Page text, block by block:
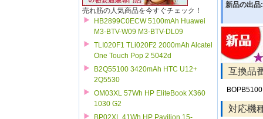
売れ筋の人気商品を今すぐチェック！
HB2899C0ECW 5100mAh Huawei
M3-BTV-W09 M3-BTV-DL09
TLI020F1 TLi020F2 2000mAh Alcatel
One Touch Pop 2 5042d
B2Q55100 3420mAh HTC U12+
2Q5530
OM03XL 57Wh HP EliteBook X360
1030 G2
BP02XL 41Wh HP Pavilion 15-
新品の出品:
互換品
BOPB5100
対応機